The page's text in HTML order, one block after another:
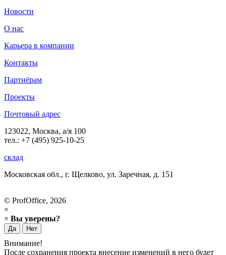
Новости
О нас
Карьера в компании
Контакты
Партнёрам
Проекты
Почтовый адрес
123022, Москва, а/я 100
тел.: +7 (495) 925-10-25
склад
Московская обл., г. Щелково, ул. Заречная, д. 151
© ProfOffice, 2026
×
× Вы уверены?
Да Нет
Внимание!
После сохранения проекта внесение изменений в него будет